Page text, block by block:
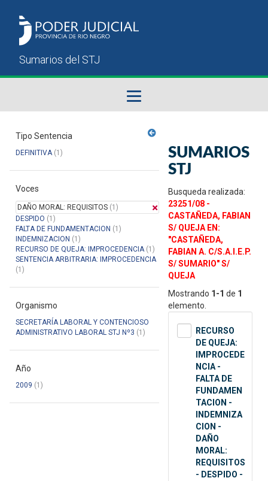
Sumarios del STJ
Manual del Usuario
Tipo Sentencia
DEFINITIVA(1)
Voces
DAÑO MORAL: REQUISITOS (1)
DESPIDO (1)
FALTA DE FUNDAMENTACION (1)
INDEMNIZACION (1)
RECURSO DE QUEJA: IMPROCEDENCIA(1)
SENTENCIA ARBITRARIA: IMPROCEDENCIA
(1)
Organismo
SECRETARÍA LABORAL Y CONTENCIOSO
ADMINISTRATIVO LABORAL STJ Nº3 (1)
Año
2009 (1)
SUMARIOS
STJ
Busqueda realizada:
23251/08 -
CASTAÑEDA, FABIAN
S/ QUEJA EN:
"CASTAÑEDA,
FABIAN A. C/S.A.I.E.P.
S/ SUMARIO" S/
QUEJA
Mostrando 1-1 de 1
elemento.
RECURSO
DE QUEJA:
IMPROCEDE
NCIA -
FALTA DE
FUNDAMEN
TACION -
INDEMNIZA
CION -
DAÑO
MORAL:
REQUISITOS
- DESPIDO -